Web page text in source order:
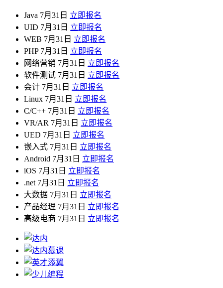
Java 7月31日 立即报名
UID 7月31日 立即报名
WEB 7月31日 立即报名
PHP 7月31日 立即报名
网络营销 7月31日 立即报名
软件测试 7月31日 立即报名
会计 7月31日 立即报名
Linux 7月31日 立即报名
C/C++ 7月31日 立即报名
VR/AR 7月31日 立即报名
UED 7月31日 立即报名
嵌入式 7月31日 立即报名
Android 7月31日 立即报名
iOS 7月31日 立即报名
.net 7月31日 立即报名
大数据 7月31日 立即报名
产品经理 7月31日 立即报名
高级电商 7月31日 立即报名